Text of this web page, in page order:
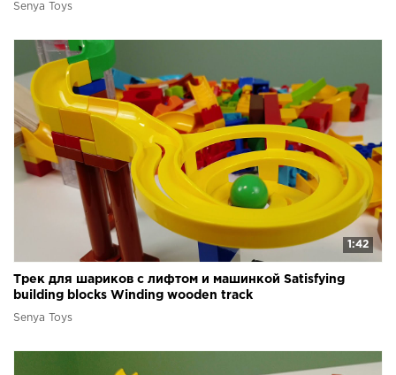
Senya Toys
1:42
Трек для шариков с лифтом и машинкой Satisfying
building blocks Winding wooden track
Senya Toys